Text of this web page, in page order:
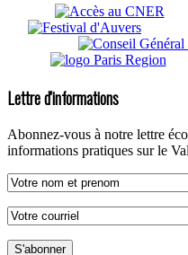
Lettre d'informations
Abonnez-vous à notre lettre
informations pratiques sur le